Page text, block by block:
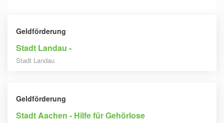
Geldförderung
Stadt Landau -
Stadt Landau
Geldförderung
Stadt Aachen - Hilfe für Gehörlose